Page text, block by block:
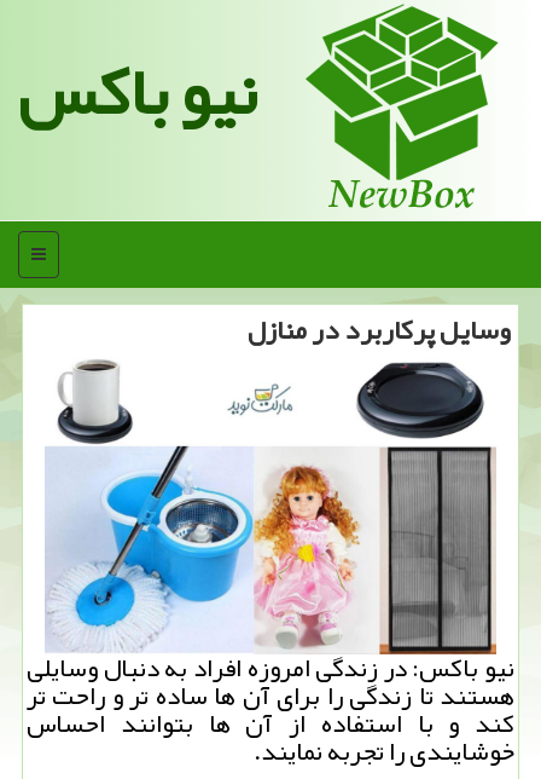
نیو باکس
منو
وسایل پركاربرد در منازل
نیو باكس: در زندگی امروزه افراد به دنبال وسایلی
هستند تا زندگی را برای آن ها ساده تر و راحت تر
كند و با استفاده از آن ها بتوانند احساس
خوشایندی را تجربه نمایند.